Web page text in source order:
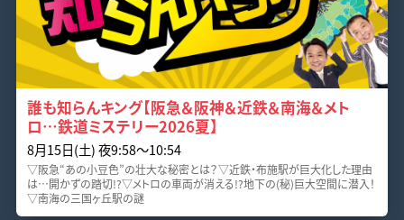
誰も知らんキング【阪急＆阪神＆近鉄＆南海＆メト
ロ…鉄道ミステリー2026夏】
8月15日(土) 夜9:58〜10:54
▽阪急“あの小豆色”の壮大な秘密とは？▽近鉄・布施駅が巨大化した理由
は…開かずの踏切!?▽メトロの車両が消える!?地下の(秘)巨大空間に潜入！
▽南海の三国ヶ丘駅の謎